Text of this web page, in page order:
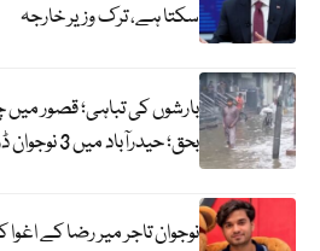
سکتا ہے، ترک وزیر خارجہ
بحق؛ حیدرآباد میں 3 نوجوان ڈوب گئے
نوجوان تاجر میر رضا کے